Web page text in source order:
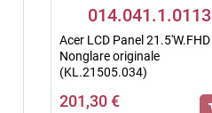
014.041.1.0113
Acer LCD Panel 21.5'W.FHD
Nonglare originale
(KL.21505.034)
201,30 €